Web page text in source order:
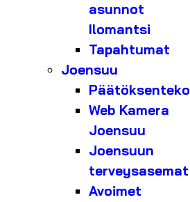
asunnot
Ilomantsi
Tapahtumat
Joensuu
Päätöksenteko
Web Kamera
Joensuu
Joensuun
terveysasemat
Avoimet